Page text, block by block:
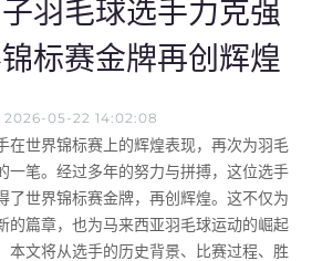
羽毛球选手力克强
标赛金牌再创辉煌
2026-05-22 14:02:08
在世界锦标赛上的辉煌表现，再次为羽毛
一笔。经过多年的努力与拼搏，这位选手
了世界锦标赛金牌，再创辉煌。这不仅为
的篇章，也为马来西亚羽毛球运动的崛起
本文将从选手的历史背景、比赛过程、胜